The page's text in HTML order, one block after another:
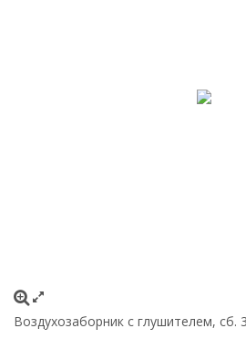
Воздухозаборник с глушителем, сб.